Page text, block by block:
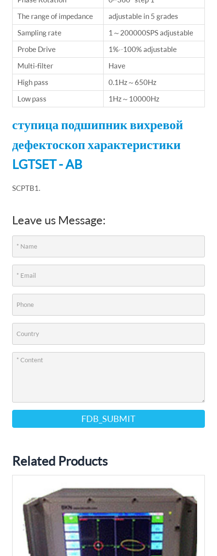
The range of impedance
adjustable in 5 grades
Sampling rate
1～200000SPS adjustable
Probe Drive
1%~100% adjustable
Multi-filter
Have
High pass
0.1Hz～650Hz
Low pass
1Hz～10000Hz
ступица подшипник вихревой
дефектоскоп характеристики
LGTSET - AB
SCPTB1.
Leave us Message:
FDB_SUBMIT
Related Products